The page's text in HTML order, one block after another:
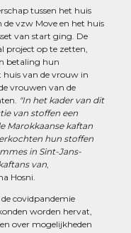
tussen het huis
de vzw Move en het huis
van start ging. De
project op te zetten,
betaling hun
huis van de vrouw in
vrouwen van de
"In het kader van dit
van stoffen een
Marokkaanse kaftan
hun stoffen
in Sint-Jans-
van
Hosni.
covidpandemie
worden hervat,
over mogelijkheden